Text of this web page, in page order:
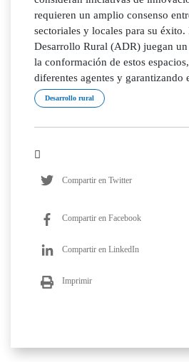
requieren un amplio consenso
sectoriales y locales para su éxito.
Desarrollo Rural (ADR) juegan
la conformación de estos
diferentes agentes y garantizando
Desarrollo rural
Compartir en Twitter
Compartir en Facebook
Compartir en LinkedIn
Imprimir